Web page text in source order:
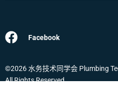
Facebook
©2026 水务技术同学会 Plumbing
All Rights Reserved.